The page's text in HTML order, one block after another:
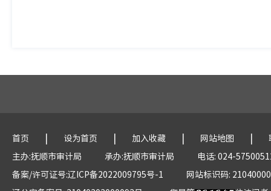
首页 | 设为首页 | 加入收藏 | 网站地图 |
主办:抚顺市审计局
承办:抚顺市审计局
电话: 024-
备案/许可证号:辽ICP备2022009795号-1
网站标识码: